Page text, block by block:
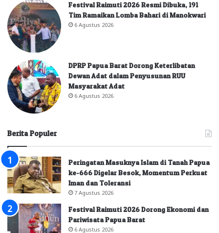
Festival Raimuti 2026 Resmi Dibuka, 191
Tim Ramaikan Lomba Bahari di Manokwari
6 Agustus 2026
DPRP Papua Barat Dorong Keterlibatan
Dewan Adat dalam Penyusunan RUU
Masyarakat Adat
6 Agustus 2026
Berita Populer
Peringatan Masuknya Islam di Tanah Papua
ke-666 Digelar Besok, Momentum Perkuat
Iman dan Toleransi
7 Agustus 2026
Festival Raimuti 2026 Dorong Ekonomi dan
Pariwisata Papua Barat
6 Agustus 2026